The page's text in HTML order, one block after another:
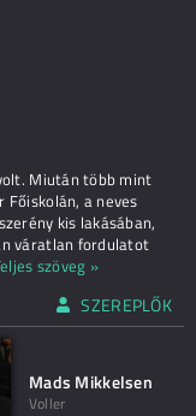
Miután több mint
a neves
kis lakásában,
váratlan fordulatot
szöveg »
SZEREPLŐK
Mads Mikkelsen
Voller